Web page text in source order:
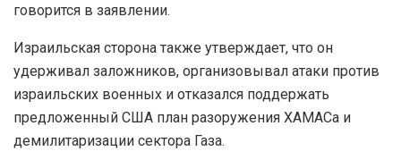
говорится в заявлении.
Израильская сторона также утверждает, что он
удерживал заложников, организовывал атаки против
израильских военных и отказался поддержать
предложенный США план разоружения ХАМАСа и
демилитаризации сектора Газа.